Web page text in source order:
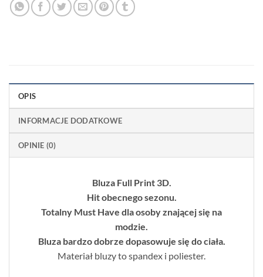
OPIS
INFORMACJE DODATKOWE
OPINIE (0)
Bluza Full Print 3D.
Hit obecnego sezonu.
Totalny Must Have dla osoby znającej się na
modzie.
Bluza bardzo dobrze dopasowuje się do ciała.
Materiał bluzy to spandex i poliester.